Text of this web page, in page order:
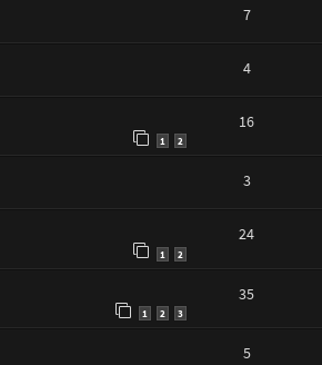
7
4
1 2
16
3
1 2
24
1 2 3
35
5